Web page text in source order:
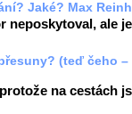
Jaké? Max
neposkytoval, ale
(teď čeho –
na cestách